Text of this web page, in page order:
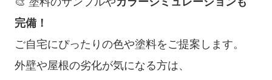
完備！
ご自宅にぴったりの色や塗料をご提案します。
外壁や屋根の劣化が気になる方は、